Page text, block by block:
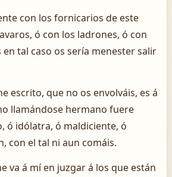
con los fornicarios de este
ó con los ladrones, ó con
tal caso os sería menester salir
escrito, que no os envolváis, es á
llamándose hermano fuere
ó idólatra, ó maldiciente, ó
con el tal ni aun comáis.
va á mí en juzgar á los que están